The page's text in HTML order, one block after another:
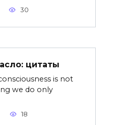
30
цитаты
is not
we do only
18